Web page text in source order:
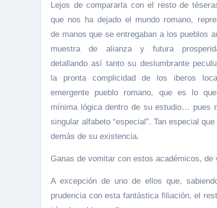
Lejos de compararla con el resto de
que nos ha dejado el mundo romano,
de manos que se entregaban a los pueblos
muestra de alianza y futura
detallando así tanto su deslumbrante
la pronta complicidad de los iberos
emergente pueblo romano, que es lo
mínima lógica dentro de su estudio… pues
singular alfabeto “especial”. Tan especial
demás de su existencia.
Ganas de vomitar con estos académicos, de
A excepción de uno de ellos que,
prudencia con esta fantástica filiación, el